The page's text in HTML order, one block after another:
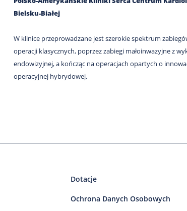
Bielsku-Białej
W klinice przeprowadzane jest szerokie spektrum
operacji klasycznych, poprzez zabiegi małoinwazyjne z
endowizyjnej, a kończąc na operacjach opartych o
operacyjnej hybrydowej.
Dotacje
Ochrona Danych Osobowych